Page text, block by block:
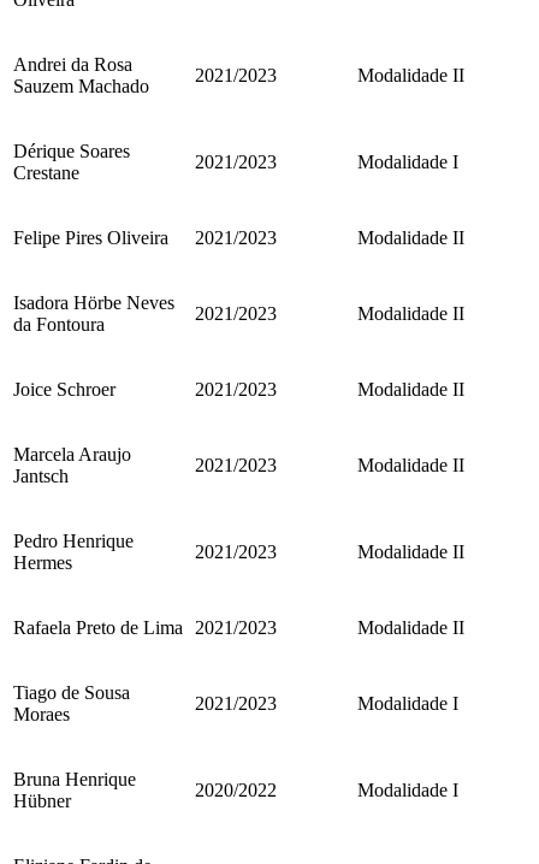
Andrei da Rosa
Sauzem Machado
2021/2023 Modalidade II
Dérique Soares
Crestane
2021/2023 Modalidade I
Felipe Pires Oliveira 2021/2023 Modalidade II
Isadora Hörbe Neves
da Fontoura
2021/2023 Modalidade II
Joice Schroer 2021/2023 Modalidade II
Marcela Araujo
Jantsch
2021/2023 Modalidade II
Pedro Henrique
Hermes
2021/2023 Modalidade II
Rafaela Preto de Lima 2021/2023 Modalidade II
Tiago de Sousa
Moraes
2021/2023 Modalidade I
Bruna Henrique
Hübner
2020/2022 Modalidade I